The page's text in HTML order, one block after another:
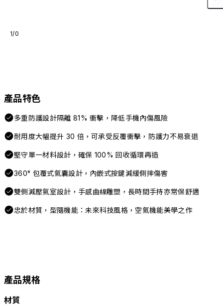
1/0
產品特色
多重防護設計隔離 81% 衝擊，降低手機內傷風險
耐用度大幅提升 30 倍，可承受反覆衝擊，防護力不易衰退
堅守單一材料設計，確保 100% 回收循環再造
360° 包覆式氣囊設計，內嵌式按鍵減緩側摔傷害
雙側減壓氣室設計，手感曲線雕塑，長時間手持亦常保舒適
忠於材質，型隨機能：未來科技風格，空氣機能美學之作
產品規格
材質